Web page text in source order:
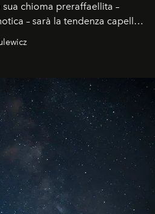
chioma preraffaellita –
– sarà la tendenza capelli